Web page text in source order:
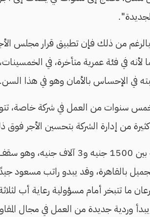
400 جنيه فقط، بالرغم من ذلك فإن تطبيق قرار
في فئة عمرية متأخرة، في
في الإحساس بالأمان وهو في هذا السن.
2000 جنيه بعد خمس سنوات من العمل في شركة
من إدارة الشركة بتحسين الأجر فوق
بحسب
بالقاهرة، وقد يبدو راتب مسعود
ما تتبخر أمام مسؤولية رعاية أب
وردية جديدة من العمل في مجال